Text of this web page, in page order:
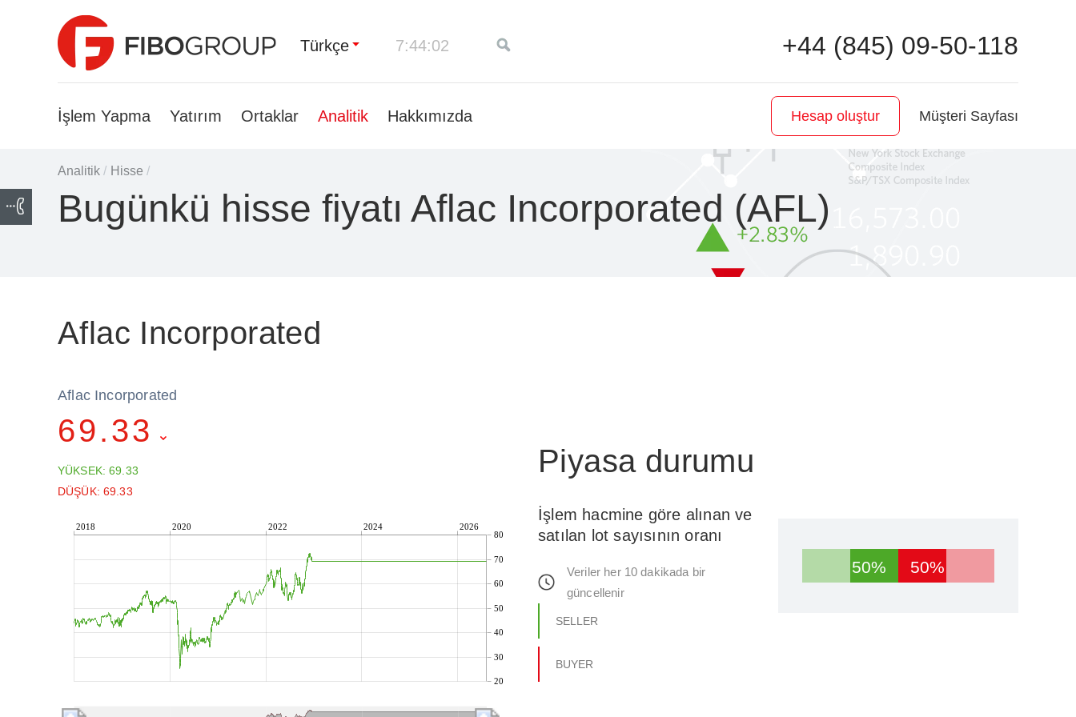
Türkçe 7:44:03 +44 (845) 09-50-118
İşlem Yapma Yatırım Ortaklar Analitik Hakkımızda Hesap oluştur Müşteri Sayfası
Analitik / Hisse /
Bugünkü hisse fiyatı Aflac Incorporated (AFL)
Aflac Incorporated
Aflac Incorporated
69.33
YÜKSEK: 69.33
DÜŞÜK: 69.33
2018 2020 2022 2024 2026
20
30
40
50
60
70
80
Piyasa durumu
İşlem hacmine göre alınan ve
satılan lot sayısının oranı
Veriler her 10 dakikada bir
güncellenir
SELLER
BUYER
50% 50%